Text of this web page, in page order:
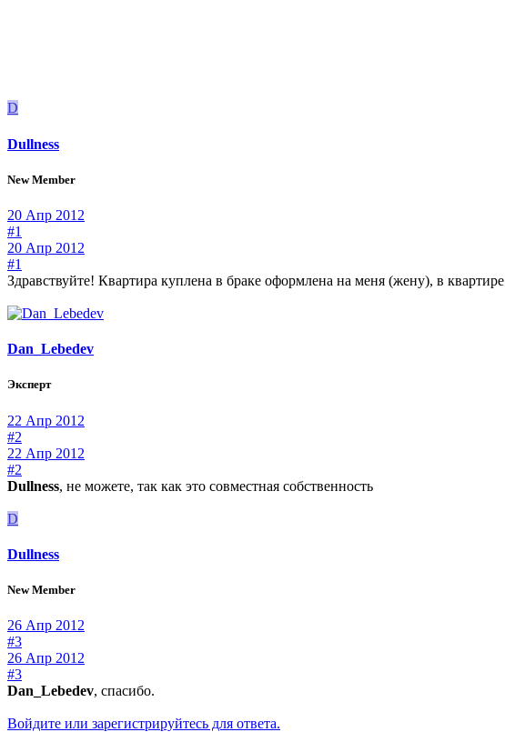
D
Dullness
New Member
20 Апр 2012
#1
20 Апр 2012
#1
Здравствуйте! Квартира куплена в браке оформлена на меня (жену), в
Dan_Lebedev
Эксперт
22 Апр 2012
#2
22 Апр 2012
#2
Dullness, не можете, так как это совместная собственность
D
Dullness
New Member
26 Апр 2012
#3
26 Апр 2012
#3
Dan_Lebedev, спасибо.
Войдите или зарегистрируйтесь для ответа.